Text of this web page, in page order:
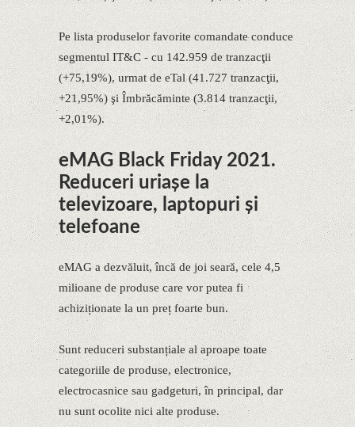
Pe lista produselor favorite comandate conduce
segmentul IT&C - cu 142.959 de tranzacţii
(+75,19%), urmat de eTal (41.727 tranzacţii,
+21,95%) şi Îmbrăcăminte (3.814 tranzacţii,
+2,01%).
eMAG Black Friday 2021.
Reduceri uriașe la
televizoare, laptopuri și
telefoane
eMAG a dezvăluit, încă de joi seară, cele 4,5
milioane de produse care vor putea fi
achiziționate la un preț foarte bun.
Sunt reduceri substanțiale al aproape toate
categoriile de produse, electronice,
electrocasnice sau gadgeturi, în principal, dar
nu sunt ocolite nici alte produse.